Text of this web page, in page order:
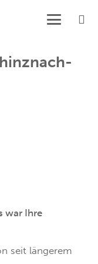
war Ihre
seit längerem